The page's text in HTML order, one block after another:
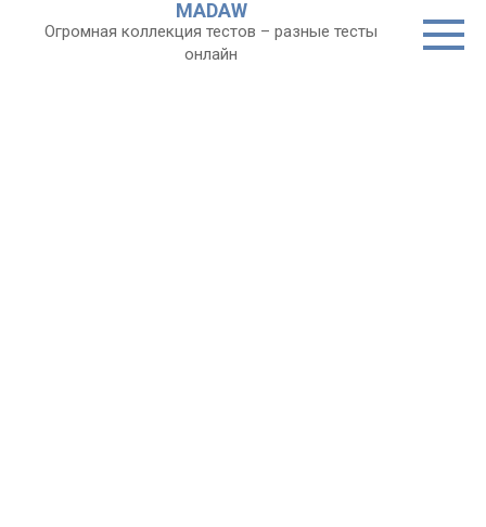
MADAW
Огромная коллекция тестов – разные тесты
онлайн